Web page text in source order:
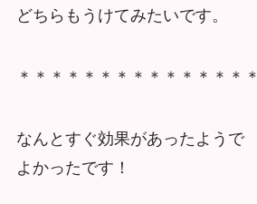
どちらもうけてみたいです。
＊＊＊＊＊＊＊＊＊＊＊＊＊＊＊
なんとすぐ効果があったようで
よかったです！